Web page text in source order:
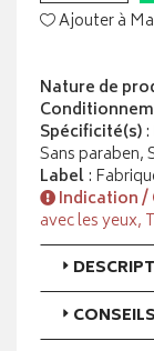
Ajouter à
Nature de
Spécificité(s)
Sans paraben,
Label:
Indication
avec les yeux,